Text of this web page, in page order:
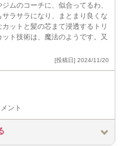
ムのコーチに、似合ってるわ、
ラサラになり、まとまり良くな
ットと髪の芯まて浸透するトリ
ト技術は、魔法のようです。又
[投稿日] 2024/11/20
ント